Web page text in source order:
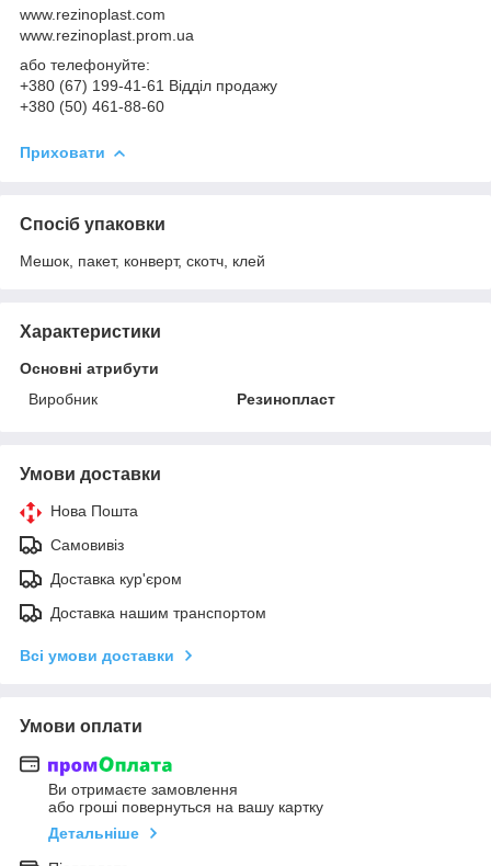
www.rezinoplast.com
www.rezinoplast.prom.ua
або телефонуйте:
+380 (67) 199-41-61 Відділ продажу
+380 (50) 461-88-60
Приховати
Спосіб упаковки
Мешок, пакет, конверт, скотч, клей
Характеристики
Основні атрибути
Виробник
Резинопласт
Умови доставки
Нова Пошта
Самовивіз
Доставка кур'єром
Доставка нашим транспортом
Всі умови доставки
Умови оплати
Ви отримаєте замовлення
або гроші повернуться на вашу картку
Детальніше